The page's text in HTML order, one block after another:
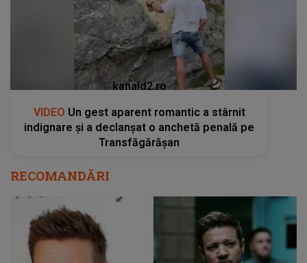
kanald2.ro
VIDEO Un gest aparent romantic a stârnit
indignare și a declanșat o anchetă penală pe
Transfăgărășan
RECOMANDĂRI